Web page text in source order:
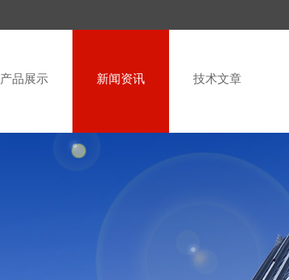
产品展示 新闻资讯 技术文章